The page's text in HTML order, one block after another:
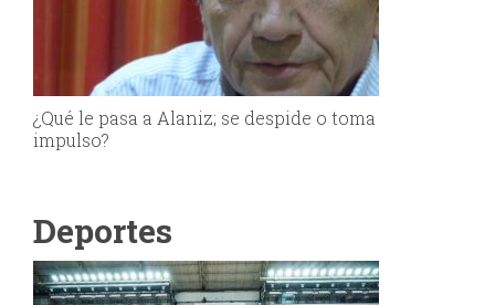
¿Qué le pasa a Alaniz; se despide o toma
impulso?
Deportes